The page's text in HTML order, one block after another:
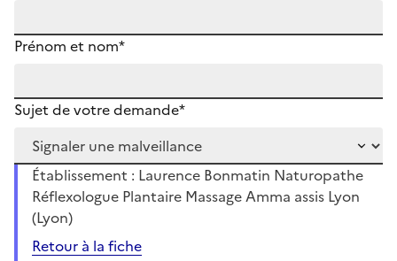
Prénom et nom*
Sujet de votre demande*
Établissement : Laurence Bonmatin Naturopathe
Réflexologue Plantaire Massage Amma assis Lyon
(Lyon)
Retour à la fiche